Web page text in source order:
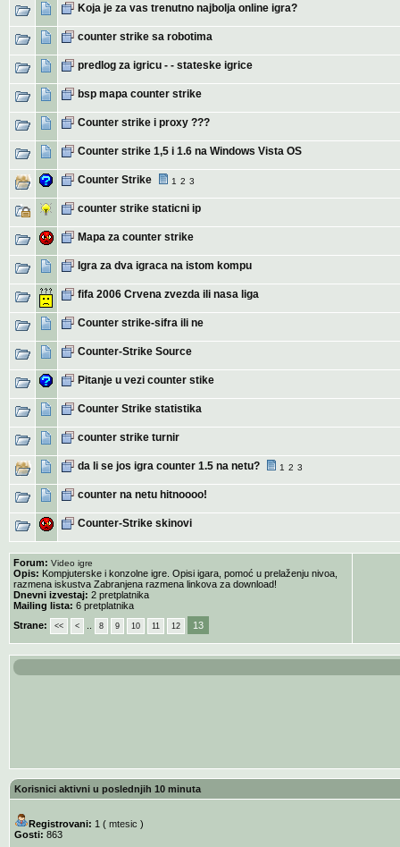
Koja je za vas trenutno najbolja online igra?
counter strike sa robotima
predlog za igricu - - stateske igrice
bsp mapa counter strike
Counter strike i proxy ???
Counter strike 1,5 i 1.6 na Windows Vista OS
Counter Strike 1 2 3
counter strike staticni ip
Mapa za counter strike
Igra za dva igraca na istom kompu
fifa 2006 Crvena zvezda ili nasa liga
Counter strike-sifra ili ne
Counter-Strike Source
Pitanje u vezi counter stike
Counter Strike statistika
counter strike turnir
da li se jos igra counter 1.5 na netu? 1 2 3
counter na netu hitnoooo!
Counter-Strike skinovi
Forum: Video igre
Opis: Kompjuterske i konzolne igre. Opisi igara, pomoć u prelaženju nivoa,
razmena iskustva Zabranjena razmena linkova za download!
Dnevni izvestaj: 2 pretplatnika
Mailing lista: 6 pretplatnika
Strane:
<< < 8 9 10 11 12 13
Korisnici aktivni u poslednjih 10 minuta
Registrovani: 1 ( mtesic )
Gosti: 863